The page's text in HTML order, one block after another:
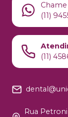
(11)
(11)
Rua